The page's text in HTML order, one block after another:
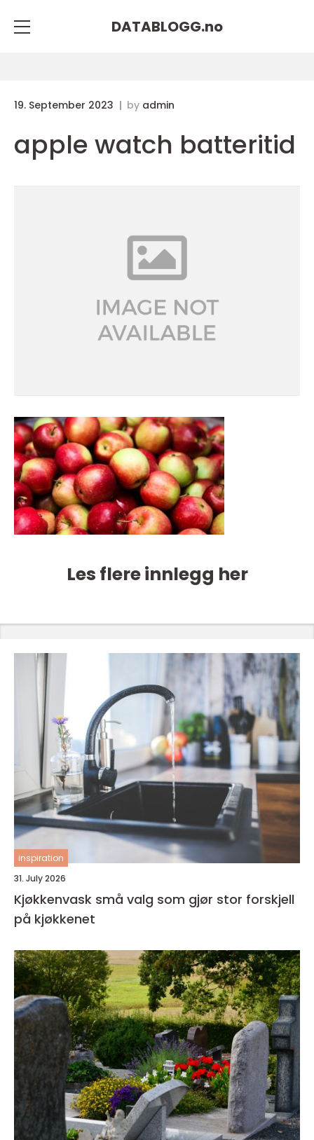
DATABLOGG.no
19. September 2023 by admin
apple watch batteritid
Les flere innlegg her
inspiration
31. July 2026
Kjøkkenvask små valg som gjør stor forskjell
på kjøkkenet